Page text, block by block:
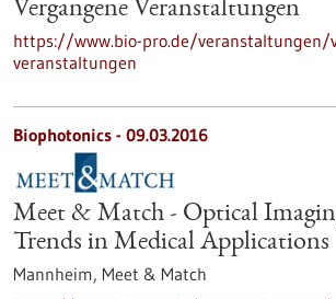
Vergangene Veranstaltungen
https://www.bio-pro.de/veranstaltungen/
veranstaltungen
Biophotonics - 09.03.2016
Meet & Match - Optical
Trends in Medical Applications
Mannheim, Meet & Match